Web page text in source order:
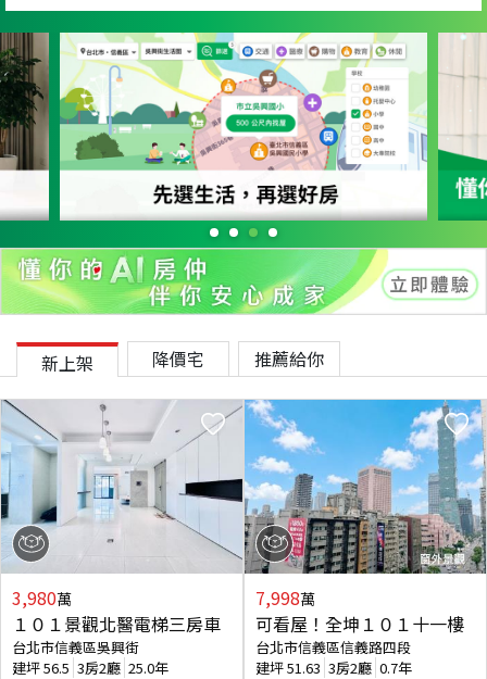
新上架 降價宅 推薦給你
3,980萬
１０１景觀北醫電梯三房車
台北市信義區吳興街
建坪56.5 3房2廳 25.0年
7,998萬
可看屋！全坤１０１十一樓
台北市信義區信義路四段
建坪51.63 3房2廳 0.7年